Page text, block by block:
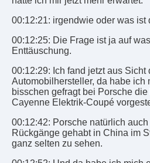
00:12:21: irgendwie oder was ist
00:12:25: Die Frage ist ja auf
Enttäuschung.
00:12:29: Ich fand jetzt aus Sicht
Automobilhersteller, da habe ich
bisschen gefragt bei Porsche
Cayenne Elektrik-Coupé
00:12:42: Porsche natürlich
Rückgänge gehabt in China im
ganz selten zu sehen.